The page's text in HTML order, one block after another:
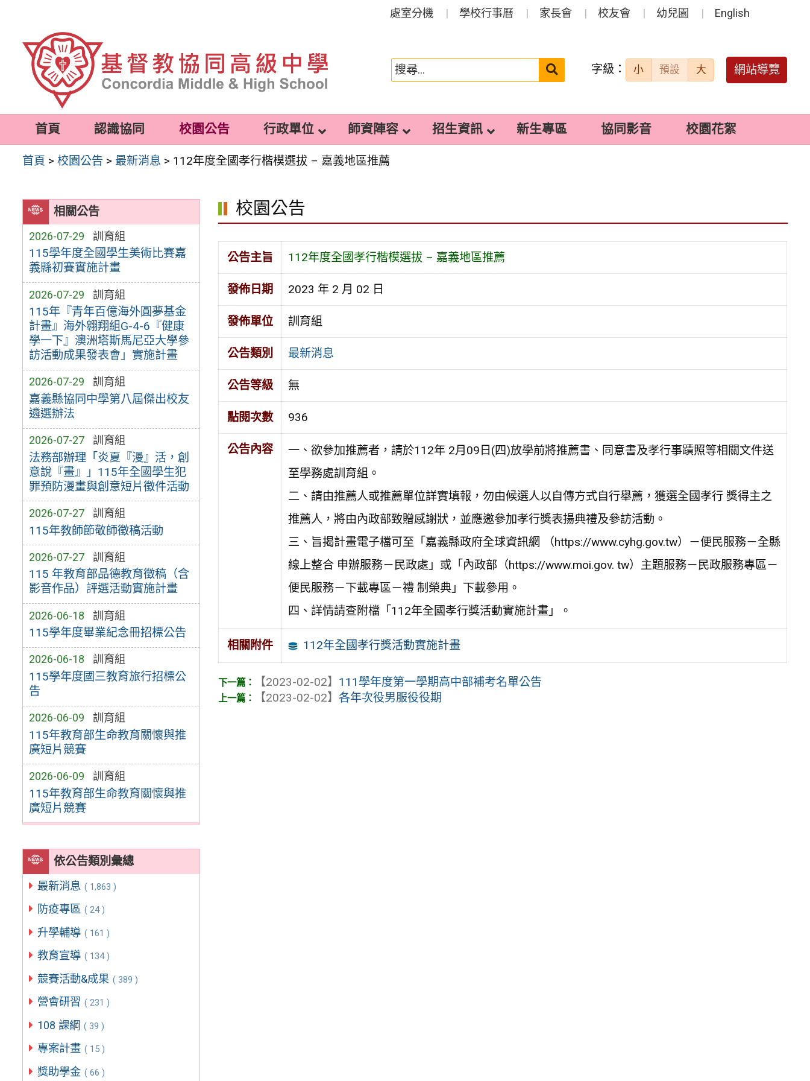
容
處室分機 學校行事曆 家長會 校友會 幼兒園 English
搜
送出 字級： 小 預設 大 網站導覽
首頁 認識協同 校園公告 行政單位 師資陣容 招生資訊 新生專區 協同影音 校園花絮
首頁 >校園公告 > 最新消息 > 112年度全國孝行楷模選拔 – 嘉義地區推薦
相關公告
2026-07-29 訓育組
115學年度全國學生美術比賽嘉
義縣初賽實施計畫
2026-07-29 訓育組
115年『青年百億海外圓夢基金
計畫』海外翱翔組G-4-6『健康
學一下』澳洲塔斯馬尼亞大學參
訪活動成果發表會」實施計畫
2026-07-29 訓育組
嘉義縣協同中學第八屆傑出校友
遴選辦法
2026-07-27 訓育組
法務部辦理「炎夏『漫』活，創
意說『畫』」115年全國學生犯
罪預防漫畫與創意短片徵件活動
2026-07-27 訓育組
115年教師節敬師徵稿活動
2026-07-27 訓育組
115 年教育部品德教育徵稿（含
影音作品）評選活動實施計畫
2026-06-18 訓育組
115學年度畢業紀念冊招標公告
2026-06-18 訓育組
115學年度國三教育旅行招標公
告
2026-06-09 訓育組
115年教育部生命教育關懷與推
廣短片競賽
2026-06-09 訓育組
115年教育部生命教育關懷與推
廣短片競賽
依公告類別彙總
最新消息 ( 1,863 )
防疫專區 ( 24 )
升學輔導 ( 161 )
教育宣導 ( 134 )
競賽活動&成果 ( 389 )
營會研習 ( 231 )
108 課綱 ( 39 )
專案計畫 ( 15 )
獎助學金 ( 66 )
校園公告
公告主旨 112年度全國孝行楷模選拔 – 嘉義地區推薦
發佈日期 2023 年 2 月 02 日
發佈單位 訓育組
公告類別 最新消息
公告等級 無
點閱次數 936
公告內容
一、欲參加推薦者，請於112年 2月09日(四)放學前將推薦書、同意書及孝行事蹟照等相關文件送
至學務處訓育組。
二、請由推薦人或推薦單位詳實填報，勿由候選人以自傳方式自行舉薦，獲選全國孝行 獎得主之
推薦人，將由內政部致贈感謝狀，並應邀參加孝行獎表揚典禮及參訪活動。
三、旨揭計畫電子檔可至「嘉義縣政府全球資訊網 （https://www.cyhg.gov.tw）－便民服務－全縣
線上整合 申辦服務－民政處」或「內政部（https://www.moi.gov. tw）主題服務－民政服務專區－
便民服務－下載專區－禮 制榮典」下載參用。
四、詳情請查附檔「112年全國孝行獎活動實施計畫」。
相關附件 112年全國孝行獎活動實施計畫
【2023-02-02】 111學年度第一學期高中部補考名單公告
【2023-02-02】各年次役男服役役期